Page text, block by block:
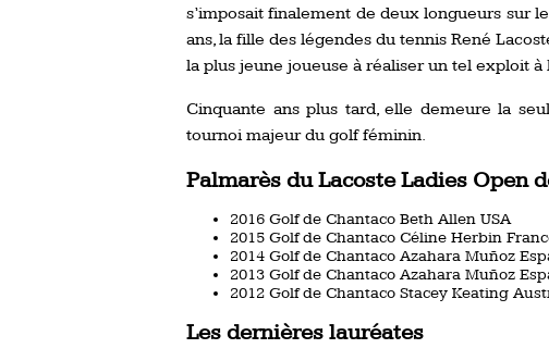
s’imposait finalement de deux longueurs sur
ans, la fille des légendes du tennis René
la plus jeune joueuse à réaliser un tel exploit à
Cinquante ans plus tard, elle demeure la
tournoi majeur du golf féminin.
Palmarès du Lacoste Ladies Open
2016 Golf de Chantaco Beth Allen USA
2015 Golf de Chantaco Céline Herbin
2014 Golf de Chantaco Azahara Muñoz
2013 Golf de Chantaco Azahara Muñoz
2012 Golf de Chantaco Stacey Keating
Les dernières lauréates